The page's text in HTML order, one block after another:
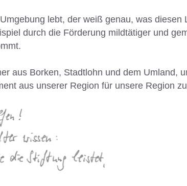
lebt, der weiß genau, was
durch die Förderung mildtätiger und
aus Borken, Stadtlohn und dem
aus unserer Region für unsere Region